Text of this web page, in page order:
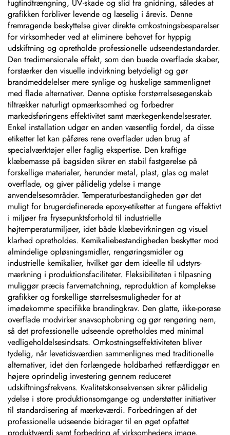
fugtindtrængning, UV-skade og slid fra gnidning, således at
grafikken forbliver levende og læselig i årevis. Denne
fremragende beskyttelse giver direkte omkostningsbesparelser
for virksomheder ved at eliminere behovet for hyppig
udskiftning og opretholde professionelle udseendestandarder.
Den tredimensionale effekt, som den buede overflade skaber,
forstærker den visuelle indvirkning betydeligt og gør
brandmeddelelser mere synlige og huskelige sammenlignet
med flade alternativer. Denne optiske forstørrelsesegenskab
tiltrækker naturligt opmærksomhed og forbedrer
markedsføringens effektivitet samt mærkegenkendelsesrater.
Enkel installation udgør en anden væsentlig fordel, da disse
etiketter let kan påføres rene overflader uden brug af
specialværktøjer eller faglig ekspertise. Den kraftige
klæbemasse på bagsiden sikrer en stabil fastgørelse på
forskellige materialer, herunder metal, plast, glas og malet
overflade, og giver pålidelig ydelse i mange
anvendelsesområder. Temperaturbestandigheden gør det
muligt for brugerdefinerede epoxy-etiketter at fungere effektivt
i miljøer fra frysepunktsforhold til industrielle
højtemperaturmiljøer, idet både klæbevirkningen og visuel
klarhed opretholdes. Kemikaliebestandigheden beskytter mod
almindelige opløsningsmidler, rengøringsmidler og
industrielle kemikalier, hvilket gør dem ideelle til udstyrs-
mærkning i produktionsfaciliteter. Fleksibiliteten i tilpasning
muliggør præcis farvematchning, reproduktion af komplekse
grafikker og forskellige størrelsesmuligheder for at
imødekomme specifikke brandingkrav. Den glatte, ikke-porøse
overflade modvirker snavsophobning og gør rengøring nem,
så det professionelle udseende opretholdes med minimal
vedligeholdelsesindsats. Omkostningseffektiviteten bliver
tydelig, når levetidsværdien sammenlignes med traditionelle
alternativer, idet den forlængede holdbarhed retfærdiggør en
højere oprindelig investering gennem reduceret
udskiftningsfrekvens. Kvalitetskonsekvensen sikrer pålidelig
ydelse i store produktionsomgange og understøtter initiativer
til standardisering af mærkeværdi. Forbedringen af det
professionelle udseende bidrager til en øget opfattet